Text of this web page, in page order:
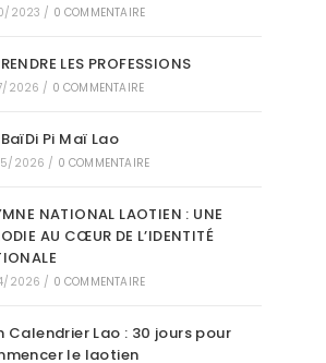
2023 / 0 COMMENTAIRE
LES PROFESSIONS
2026 / 0 COMMENTAIRE
Pi Maï Lao
2026 / 0 COMMENTAIRE
NATIONAL LAOTIEN : UNE
AU CŒUR DE L’IDENTITÉ
2026 / 0 COMMENTAIRE
Calendrier Lao : 30 jours pour
le laotien